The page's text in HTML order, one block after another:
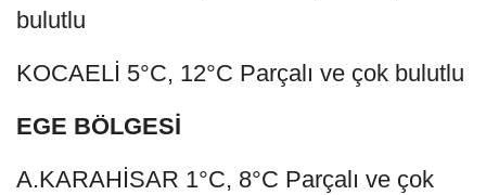
bulutlu
KOCAELİ 5°C, 12°C Parçalı ve çok bulutlu
EGE BÖLGESİ
A.KARAHİSAR 1°C, 8°C Parçalı ve çok